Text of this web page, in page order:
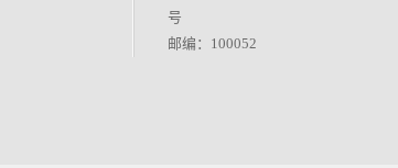
号
邮编：100052